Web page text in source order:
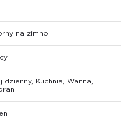
na zimno
dzienny, Kuchnia, Wanna,